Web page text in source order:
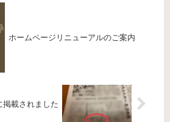
ホームページリニューアルのご案内
掲載されました